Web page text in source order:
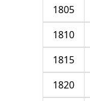
1805
1810
1815
1820